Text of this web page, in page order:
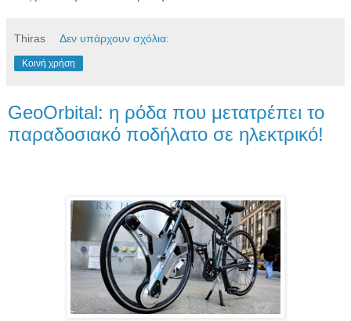
Thiras Δεν υπάρχουν σχόλια:
Κοινή χρήση
GeoOrbital: η ρόδα που μετατρέπει το
παραδοσιακό ποδήλατο σε ηλεκτρικό!